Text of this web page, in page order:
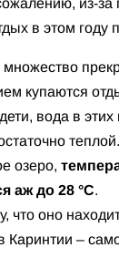
из-за
в этом году
купаются
вода в
озеро,
аж до 28 °C.
что оно
–